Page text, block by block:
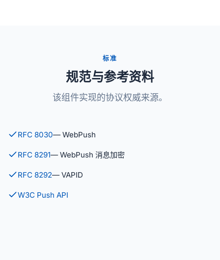
标准
规范与参考资料
该组件实现的协议权威来源。
RFC 8030— WebPush
RFC 8291— WebPush 消息加密
RFC 8292— VAPID
W3C Push API